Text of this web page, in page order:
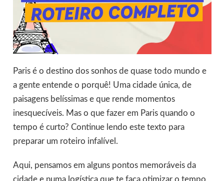
Paris é o destino dos sonhos de quase todo mundo e
a gente entende o porquê! Uma cidade única, de
paisagens belíssimas e que rende momentos
inesquecíveis. Mas o que fazer em Paris quando o
tempo é curto? Continue lendo este texto para
preparar um roteiro infalível.
Aqui, pensamos em alguns pontos memoráveis da